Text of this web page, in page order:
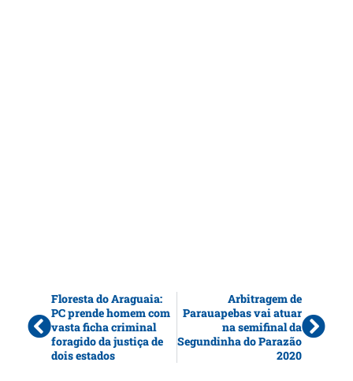
Floresta do Araguaia:
PC prende homem com
vasta ficha criminal
foragido da justiça de
dois estados
Arbitragem de
Parauapebas vai atuar
na semifinal da
Segundinha do Parazão
2020